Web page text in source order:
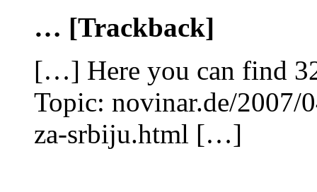
… [Trackback]
[…] Here you can find
Topic: novinar.de/2007/
za-srbiju.html […]